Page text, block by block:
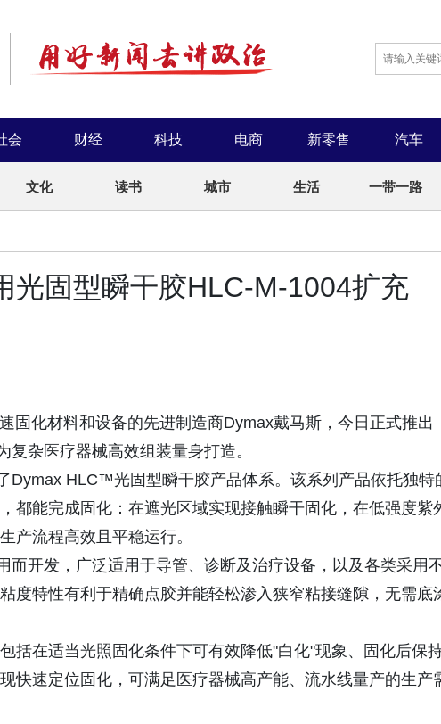
会 财经 科技 电商 新零售 汽车
文化 读书 城市 生活 一带一路
固型瞬干胶HLC‑M‑1004扩充
固化材料和设备的先进制造商Dymax戴马斯，今日正式推出
复杂医疗器械高效组装量身打造。
Dymax HLC™光固型瞬干胶产品体系。该系列产品依托独特
都能完成固化：在遮光区域实现接触瞬干固化，在低强度紫
产流程高效且平稳运行。
而开发，广泛适用于导管、诊断及治疗设备，以及各类采用
度特性有利于精确点胶并能轻松渗入狭窄粘接缝隙，无需底
括在适当光照固化条件下可有效降低"白化"现象、固化后保
快速定位固化，可满足医疗器械高产能、流水线量产的生产